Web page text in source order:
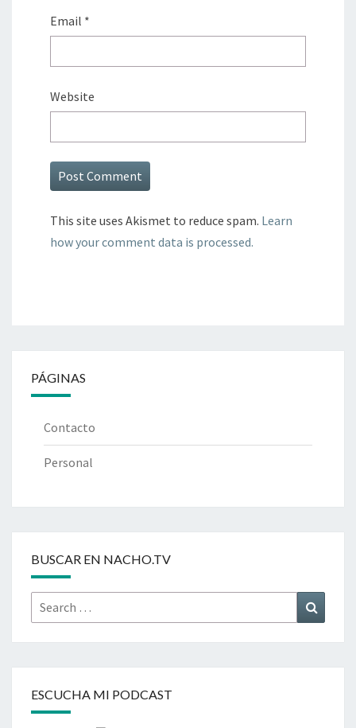
Email *
Website
This site uses Akismet to reduce spam. Learn
how your comment data is processed.
PÁGINAS
Contacto
Personal
BUSCAR EN NACHO.TV
Search
for:
ESCUCHA MI PODCAST